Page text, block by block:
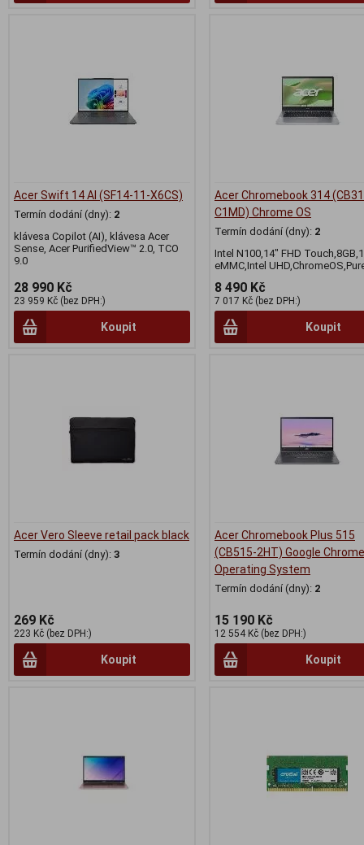
Acer Swift 14 AI (SF14-11-X6CS)
Termín dodání (dny): 2
klávesa Copilot (AI), klávesa Acer
Sense, Acer PurifiedView™ 2.0, TCO
9.0
28 990 Kč
23 959 Kč (bez DPH:)
Koupit
Acer Chromebook 314
C1MD) Chrome OS
Termín dodání (dny): 2
Intel N100,14" FHD
eMMC,Intel
8 490 Kč
7 017 Kč (bez DPH:)
Koupit
Acer Vero Sleeve retail pack black
Termín dodání (dny): 3
269 Kč
223 Kč (bez DPH:)
Koupit
Acer Chromebook Plus 515
(CB515-2HT) Google Chrome
Operating System
Termín dodání (dny): 2
15 190 Kč
12 554 Kč (bez DPH:)
Koupit